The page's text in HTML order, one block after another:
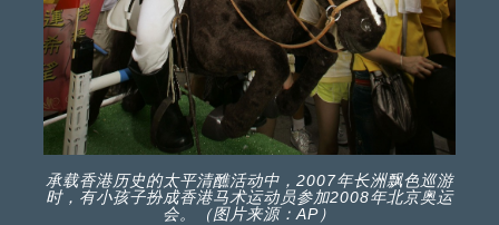
承载香港历史的太平清醮活动中，2007年长洲飘色巡游
时，有小孩子扮成香港马术运动员参加2008年北京奥运
会。（图片来源：AP）